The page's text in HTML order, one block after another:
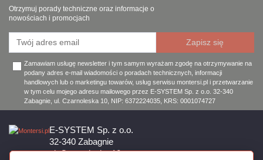
Otrzymuj porady techniczne oraz informacje o
nowościach i promocjach
Zamawiam usługę newsletter i tym samym wyrażam zgodę na otrzymywanie na
podany adres e-mail wiadomości o poradach technicznych, informacji
handlowych lub o marketingu towarów, usług serwisu montersi.pl i przetwarzanie
w tym celu mojego adresu mailowego przez E-SYSTEM Sp. z o.o. 32-340
Zabagnie, ul. Czarnoleska 10, NIP: 6372224035, KRS: 0001074727
E-SYSTEM Sp. z o.o.
32-340 Zabagnie
ul. Czarnoleska 10